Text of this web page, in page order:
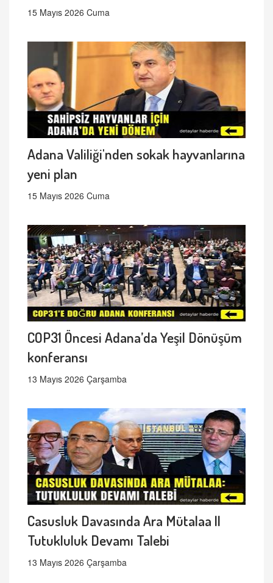
15 Mayıs 2026 Cuma
Adana Valiliği'nden sokak hayvanlarına
yeni plan
15 Mayıs 2026 Cuma
COP31 Öncesi Adana’da Yeşil Dönüşüm
konferansı
13 Mayıs 2026 Çarşamba
Casusluk Davasında Ara Mütalaa ||
Tutukluluk Devamı Talebi
13 Mayıs 2026 Çarşamba